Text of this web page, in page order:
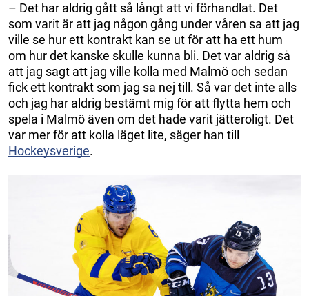
– Det har aldrig gått så långt att vi förhandlat. Det
som varit är att jag någon gång under våren sa att jag
ville se hur ett kontrakt kan se ut för att ha ett hum
om hur det kanske skulle kunna bli. Det var aldrig så
att jag sagt att jag ville kolla med Malmö och sedan
fick ett kontrakt som jag sa nej till. Så var det inte alls
och jag har aldrig bestämt mig för att flytta hem och
spela i Malmö även om det hade varit jätteroligt. Det
var mer för att kolla läget lite, säger han till
Hockeysverige.